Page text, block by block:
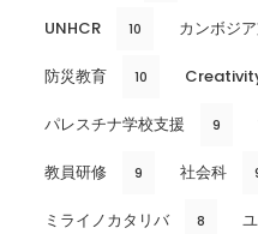
UNHCR 10 カンボジ
防災教育 10
パレスチナ学校支援 9
教員研修 9 社会科
ミライノカタリバ 8